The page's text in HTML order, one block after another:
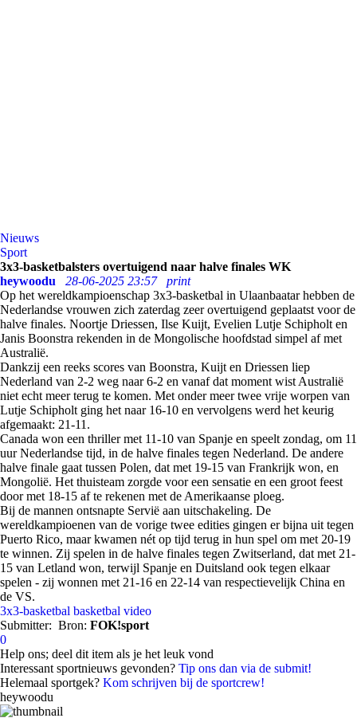
Nieuws
Sport
3x3-basketbalsters overtuigend naar halve finales WK
heywoodu
28-06-2025 23:57
print
Op het wereldkampioenschap 3x3-basketbal in Ulaanbaatar hebben de
Nederlandse vrouwen zich zaterdag zeer overtuigend geplaatst voor de
halve finales. Noortje Driessen, Ilse Kuijt, Evelien Lutje Schipholt en
Janis Boonstra rekenden in de Mongolische hoofdstad simpel af met
Australië.
Dankzij een reeks scores van Boonstra, Kuijt en Driessen liep
Nederland van 2-2 weg naar 6-2 en vanaf dat moment wist Australië
niet echt meer terug te komen. Met onder meer twee vrije worpen van
Lutje Schipholt ging het naar 16-10 en vervolgens werd het keurig
afgemaakt: 21-11.
Canada won een thriller met 11-10 van Spanje en speelt zondag, om 11
uur Nederlandse tijd, in de halve finales tegen Nederland. De andere
halve finale gaat tussen Polen, dat met 19-15 van Frankrijk won, en
Mongolië. Het thuisteam zorgde voor een sensatie en een groot feest
door met 18-15 af te rekenen met de Amerikaanse ploeg.
Bij de mannen ontsnapte Servië aan uitschakeling. De
wereldkampioenen van de vorige twee edities gingen er bijna uit tegen
Puerto Rico, maar kwamen nét op tijd terug in hun spel om met 20-19
te winnen. Zij spelen in de halve finales tegen Zwitserland, dat met 21-
15 van Letland won, terwijl Spanje en Duitsland ook tegen elkaar
spelen - zij wonnen met 21-16 en 22-14 van respectievelijk China en
de VS.
3x3-basketbal basketbal video
Submitter: Bron: FOK!sport
0
Help ons; deel dit item als je het leuk vond
Interessant sportnieuws gevonden? Tip ons dan via de submit!
Helemaal sportgek? Kom schrijven bij de sportcrew!
heywoodu